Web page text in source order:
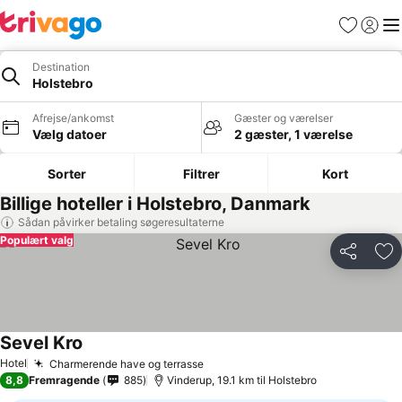
Favoritter
Log ind
Destination
Holstebro
Afrejse/ankomst
Vælg datoer
Gæster og værelser
2 gæster, 1 værelse
Sorter Filtrer Kort
Billige hoteller i Holstebro, Danmark
Sådan påvirker betaling søgeresultaterne
Del
Populært valg
Hotel Charmerende have og terrasse
Sevel Kro
8,8 Fremragende 885 Vinderup, 19.1 km til Holstebro